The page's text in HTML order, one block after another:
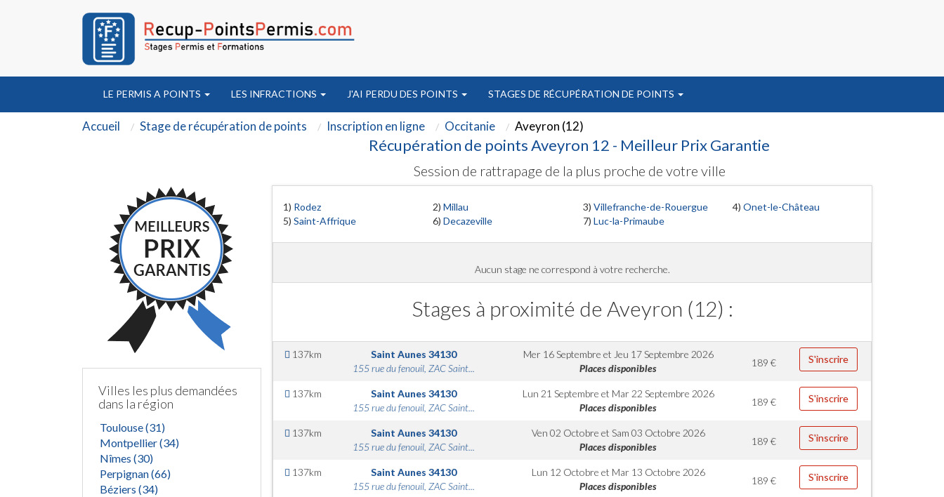
LE PERMIS A POINTS LES INFRACTIONS J'AI PERDU DES POINTS STAGES DE RÉCUPÉRATION DE POINTS
Accueil Stage de récupération de points Inscription en ligne Occitanie Aveyron (12)
Récupération de points Aveyron 12 - Meilleur Prix Garantie
Session de rattrapage de la plus proche de votre ville
Villes les plus demandées
dans la région
Toulouse (31)
Montpellier (34)
Nîmes (30)
Perpignan (66)
Béziers (34)
1) Rodez 2)Millau 3) Villefranche-de-Rouergue 4) Onet-le-Château
5) Saint-Affrique 6)Decazeville 7) Luc-la-Primaube
Aucun stage ne correspond à votre recherche.
Stages à proximité de Aveyron (12) :
137km Saint Aunes 34130
155 rue du fenouil, ZAC Saint...
Mer 16 Septembre et Jeu 17 Septembre 2026
Places disponibles
189 € S'inscrire
137km Saint Aunes 34130
155 rue du fenouil, ZAC Saint...
Lun 21 Septembre et Mar 22 Septembre 2026
Places disponibles
189 € S'inscrire
137km Saint Aunes 34130
155 rue du fenouil, ZAC Saint...
Ven 02 Octobre et Sam 03 Octobre 2026
Places disponibles
189 € S'inscrire
137km Saint Aunes 34130
155 rue du fenouil, ZAC Saint...
Lun 12 Octobre et Mar 13 Octobre 2026
Places disponibles
189 € S'inscrire